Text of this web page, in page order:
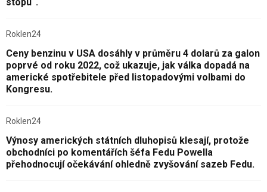
Roklen24
Ceny benzinu v USA dosáhly v průměru 4 dolarů za galon
poprvé od roku 2022, což ukazuje, jak válka dopadá na
americké spotřebitele před listopadovými volbami do
Kongresu.
Roklen24
Výnosy amerických státních dluhopisů klesají, protože
obchodníci po komentářích šéfa Fedu Powella
přehodnocují očekávání ohledně zvyšování sazeb Fedu.